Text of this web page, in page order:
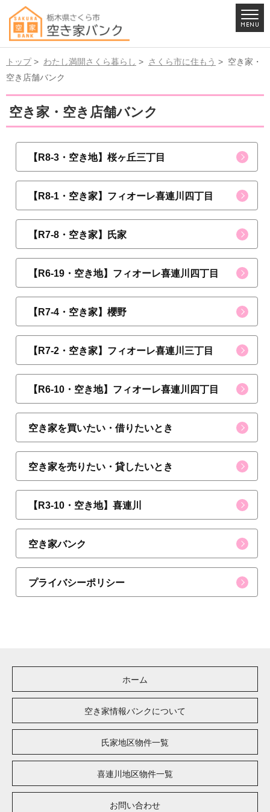
トップ> わたし満開さくら暮らし > さくら市に住もう > 空き家・
空き店舗バンク
空き家・空き店舗バンク
【R8-3・空き地】桜ヶ丘三丁目
【R8-1・空き家】フィオーレ喜連川四丁目
【R7-8・空き家】氏家
【R6-19・空き地】フィオーレ喜連川四丁目
【R7-4・空き家】櫻野
【R7-2・空き家】フィオーレ喜連川三丁目
【R6-10・空き地】フィオーレ喜連川四丁目
空き家を買いたい・借りたいとき
空き家を売りたい・貸したいとき
【R3-10・空き地】喜連川
空き家バンク
プライバシーポリシー
ホーム
空き家情報バンクについて
氏家地区物件一覧
喜連川地区物件一覧
お問い合わせ